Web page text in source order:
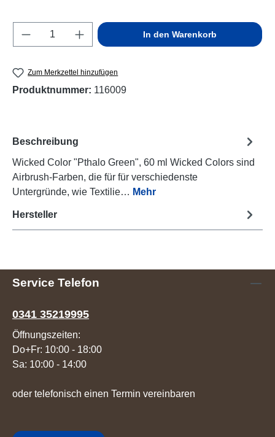
Produkt Anzahl: Gib den gewünschten
In den Warenkorb
Zum Merkzettel hinzufügen
Produktnummer: 116009
Beschreibung
Wicked Color "Pthalo Green", 60 ml Wicked Colors sind
Airbrush-Farben, die für für verschiedenste
Untergründe, wie Textilie… Mehr
Hersteller
Service Telefon
0341 35219995
Öffnungszeiten:
Do+Fr: 10:00 - 18:00
Sa: 10:00 - 14:00
oder telefonisch einen Termin vereinbaren